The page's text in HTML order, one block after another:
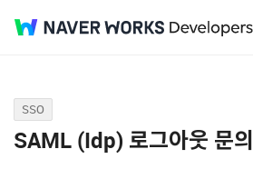
Q&A
SSO
SAML (Idp) 로그아웃 문의